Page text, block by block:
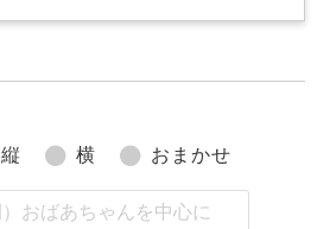
縦 横 おまかせ